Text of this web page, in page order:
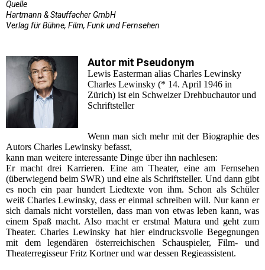
Quelle
Hartmann & Stauffacher GmbH
Verlag für Bühne, Film, Funk und Fernsehen
Autor mit Pseudonym
Lewis Easterman alias Charles Lewinsky
Charles Lewinsky (* 14. April 1946 in
Zürich) ist ein Schweizer Drehbuchautor und
Schriftsteller
Wenn man sich mehr mit der Biographie des
Autors Charles Lewinsky befasst,
kann man weitere interessante Dinge über ihn nachlesen:
Er macht drei Karrieren. Eine am Theater, eine am Fernsehen
(überwiegend beim SWR) und eine als Schriftsteller. Und dann gibt
es noch ein paar hundert Liedtexte von ihm. Schon als Schüler
weiß Charles Lewinsky, dass er einmal schreiben will. Nur kann er
sich damals nicht vorstellen, dass man von etwas leben kann, was
einem Spaß macht. Also macht er erstmal Matura und geht zum
Theater. Charles Lewinsky hat hier eindrucksvolle Begegnungen
mit dem legendären österreichischen Schauspieler, Film- und
Theaterregisseur Fritz Kortner und war dessen Regieassistent.